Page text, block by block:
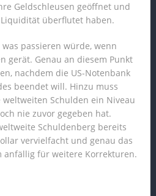
Geldschleusen geöffnet und
überflutet haben.
passieren würde, wenn
gerät. Genau an diesem Punkt
nachdem die US-Notenbank
beendet will. Hinzu muss
Schulden ein Niveau
nie zuvor gegeben hat.
Schuldenberg bereits
vervielfacht und genau das
anfällig für weitere Korrekturen.